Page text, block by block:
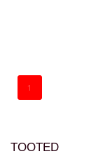
TOOTED
1